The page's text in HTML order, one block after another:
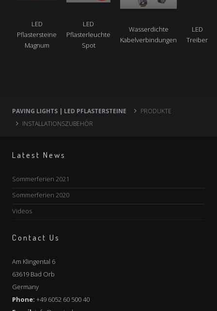
LED
Pflastersteine
Magnum
LED
Pflasterleuchte
Spot
Wasserdichte
Kabelverbindungen
LED
Treiber
PAVING LIGHTS | LED PFLASTERSTEINE
PRODUKTE
INSTALLATIONSZUBEHÖR
Latest News
Sommerferien 2021
Sommerferien 2020
Videos
Contact Us
Am Klingental 6
63619 Bad Orb
Germany
Phone: +49 6052 60 500 40